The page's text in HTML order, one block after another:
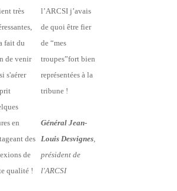
très
fait du
de venir
s'aérer
en
des
de
qualité !
l’ARCSI j’avais
de quoi être fier
de “mes
troupes”fort bien
représentées à la
tribune !
Général Jean-
Louis Desvignes,
président de
l'ARCSI